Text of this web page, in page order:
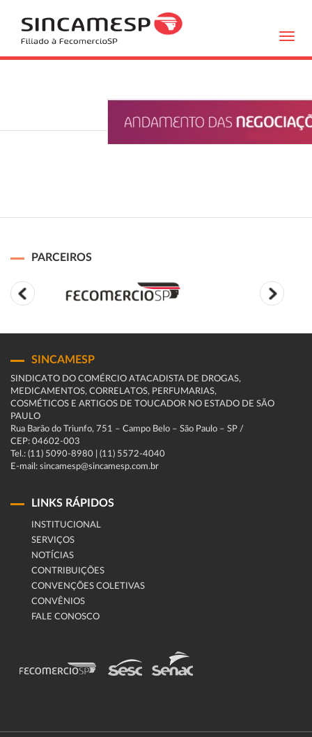
PARCEIROS
SINCAMESP
SINDICATO DO COMÉRCIO ATACADISTA DE DROGAS,
MEDICAMENTOS, CORRELATOS, PERFUMARIAS,
COSMÉTICOS E ARTIGOS DE TOUCADOR NO ESTADO DE SÃO
PAULO
Rua Barão do Triunfo, 751 – Campo Belo – São Paulo – SP /
CEP: 04602-003
Tel.: (11) 5090-8980 | (11) 5572-4040
E-mail: sincamesp@sincamesp.com.br
LINKS RÁPIDOS
INSTITUCIONAL
SERVIÇOS
NOTÍCIAS
CONTRIBUIÇÕES
CONVENÇÕES COLETIVAS
CONVÊNIOS
FALE CONOSCO